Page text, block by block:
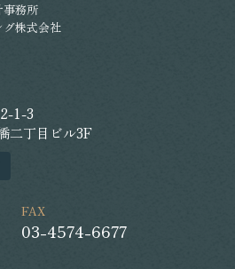
事務所
株式会社
1-3
二丁目ビル3F
FAX
03-4574-6677